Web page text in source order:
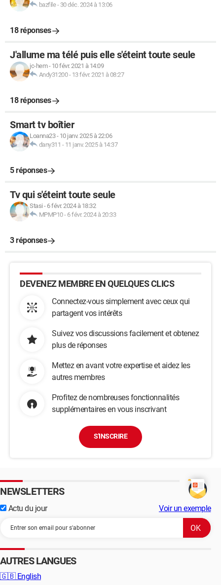
bazfile- 30 déc. 2024 à 13:06
18 réponses
J'allume ma télé puis elle s'éteint toute seule
jc-hem- 10 févr. 2021 à 14:09
Andy31200- 13 févr. 2021 à 08:27
18 réponses
Smart tv boîtier
Loanna23- 10 janv. 2025 à 22:06
dany311 - 11 janv. 2025 à 14:37
5 réponses
Tv qui s'éteint toute seule
Stasi - 6 févr. 2024 à 18:32
MPMP10- 6 févr. 2024 à 20:33
3 réponses
DEVENEZ MEMBRE EN QUELQUES CLICS
Connectez-vous simplement avec ceux qui
partagent vos intérêts
Suivez vos discussions facilement et obtenez
plus de réponses
Mettez en avant votre expertise et aidez les
autres membres
Profitez de nombreuses fonctionnalités
supplémentaires en vous inscrivant
S'INSCRIRE
NEWSLETTERS
Actu du jour Voir un exemple
AUTRES LANGUES
🇬🇧 English